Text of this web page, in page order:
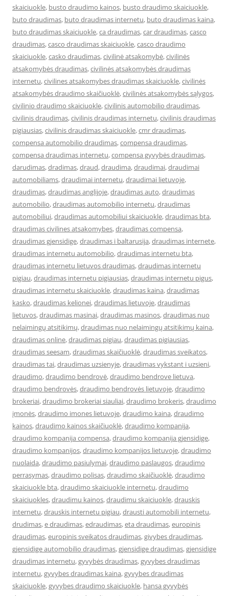
skaiciuokle, busto draudimo kainos, busto draudimo skaiciuokle,
buto draudimas, buto draudimas internetu, buto draudimas kaina,
buto draudimas skaiciuokle,ca draudimas,car draudimas,casco
draudimas,casco draudimas skaiciuokle,casco draudimo
skaiciuokle,casko draudimas,civilinė atsakomybė,civilinės
atsakomybės draudimas,civilinės atsakomybės draudimas
internetu,civilines atsakomybes draudimas skaiciuokle,civilinės
atsakomybės draudimo skaičiuoklė,civilinės atsakomybės sąlygos,
civilinio draudimo skaiciuokle,civilinis automobilio draudimas,
civilinis draudimas,civilinis draudimas internetu,civilinis draudimas
pigiausias,civilinis draudimas skaiciuokle,cmr draudimas,
compensa automobilio draudimas,compensa draudimas,
compensa draudimas internetu,compensa gyvybės draudimas,
darudimas,dradimas,draud,draudima,draudimai,draudimai
automobiliams,draudimai internetu,draudimai lietuvoje,
draudimas,draudimas anglijoje,draudimas auto,draudimas
automobilio,draudimas automobilio internetu,draudimas
automobiliui,draudimas automobiliui skaiciuokle,draudimas bta,
draudimas civilines atsakomybes,draudimas compensa,
draudimas gjensidige,draudimas i baltarusija,draudimas internete,
draudimas internetu automobilio,draudimas internetu bta,
draudimas internetu lietuvos draudimas,draudimas internetu
pigiau,draudimas internetu pigiausias,draudimas internetu pigus,
draudimas internetu skaiciuokle,draudimas kaina,draudimas
kasko,draudimas kelionei,draudimas lietuvoje,draudimas
lietuvos,draudimas masinai,draudimas masinos,draudimas nuo
nelaimingų atsitikimų,draudimas nuo nelaimingų atsitikimų kaina,
draudimas online,draudimas pigiau,draudimas pigiausias,
draudimas seesam,draudimas skaičiuoklė,draudimas sveikatos,
draudimas tai,draudimas uzsienyje,draudimas vykstant i uzsieni,
draudimo,draudimo bendrovė,draudimo bendrove lietuva,
draudimo bendrovės,draudimo bendrovės lietuvoje,draudimo
brokeriai,draudimo brokeriai siauliai,draudimo brokeris,draudimo
įmonės,draudimo imones lietuvoje,draudimo kaina,draudimo
kainos,draudimo kainos skaičiuoklė,draudimo kompanija,
draudimo kompanija compensa,draudimo kompanija gjensidige,
draudimo kompanijos,draudimo kompanijos lietuvoje,draudimo
nuolaida,draudimo pasiulymai,draudimo paslaugos,draudimo
perrasymas,draudimo polisas,draudimo skaičiuoklė,draudimo
skaiciuokle bta,draudimo skaiciuokle internetu,draudimo
skaiciuokles,draudimu kainos,draudimu skaiciuokle,drauskis
internetu,drauskis internetu pigiau,drausti automobili internetu,
drudimas,e draudimas,edraudimas,eta draudimas,europinis
draudimas,europinis sveikatos draudimas,givybes draudimas,
gjensidige automobilio draudimas,gjensidige draudimas,gjensidige
draudimas internetu,gyvybės draudimas,gyvybes draudimas
internetu,gyvybes draudimas kaina,gyvybes draudimas
skaiciuokle,gyvybes draudimo skaiciuokle, hansa gyvybės